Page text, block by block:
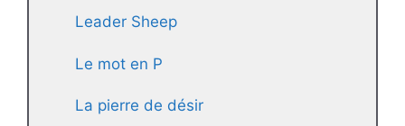
Leader Sheep
Le mot en P
La pierre de désir